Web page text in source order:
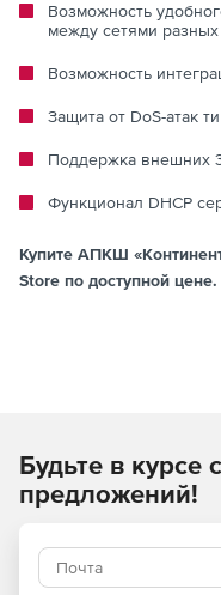
Возможность
между сетями разных
Возможность
Защита от DoS-атак
Поддержка внешних
Функционал DHCP
Купите АПКШ
Store по доступной цене.
Будьте в
предложений!